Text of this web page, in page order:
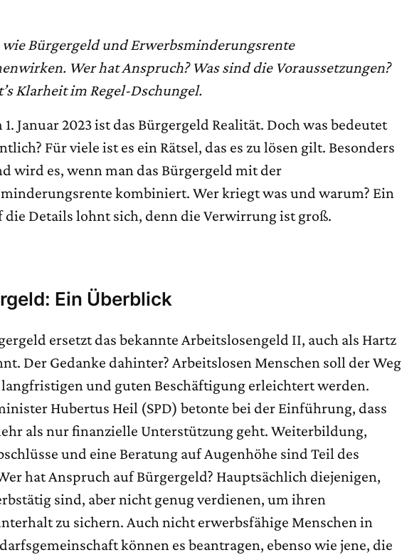
wie Bürgergeld und Erwerbsminderungsrente
Wer hat Anspruch? Was sind die Voraussetzungen?
Klarheit im Regel-Dschungel.
1. Januar 2023 ist das Bürgergeld Realität. Doch was bedeutet
Für viele ist es ein Rätsel, das es zu lösen gilt. Besonders
wird es, wenn man das Bürgergeld mit der
kombiniert. Wer kriegt was und warum? Ein
die Details lohnt sich, denn die Verwirrung ist groß.
Ein Überblick
ersetzt das bekannte Arbeitslosengeld II, auch als Hartz
Der Gedanke dahinter? Arbeitslosen Menschen soll der Weg
und guten Beschäftigung erleichtert werden.
Hubertus Heil (SPD) betonte bei der Einführung, dass
als nur finanzielle Unterstützung geht. Weiterbildung,
und eine Beratung auf Augenhöhe sind Teil des
hat Anspruch auf Bürgergeld? Hauptsächlich diejenigen,
sind, aber nicht genug verdienen, um ihren
zu sichern. Auch nicht erwerbsfähige Menschen in
können es beantragen, ebenso wie jene, die